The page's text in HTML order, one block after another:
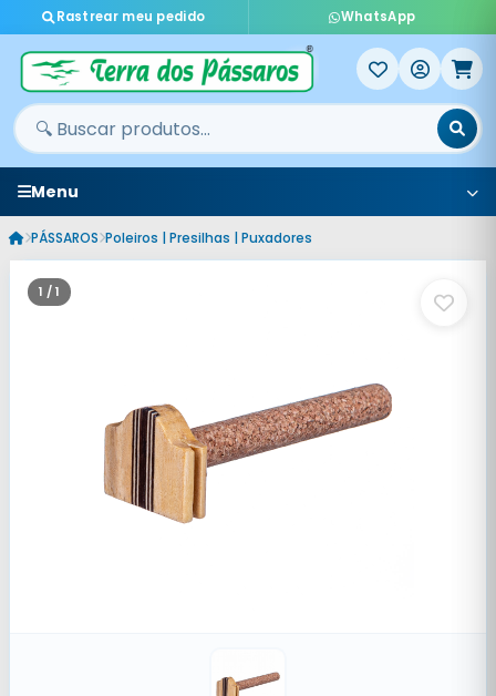
Rastrear meu pedido WhatsApp
Menu
PÁSSAROS Poleiros | Presilhas | Puxadores
1 / 1